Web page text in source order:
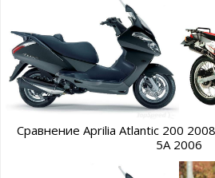
Сравнение Aprilia Atlantic 200
5A 2006